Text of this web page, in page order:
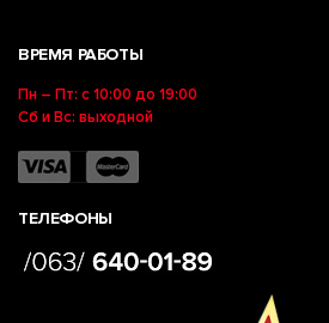
ВРЕМЯ РАБОТЫ
Пн – Пт: с 10:00 до 19:00
Сб и Вс: выходной
ТЕЛЕФОНЫ